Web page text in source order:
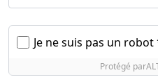
Je ne suis pas un robot
Protégé par